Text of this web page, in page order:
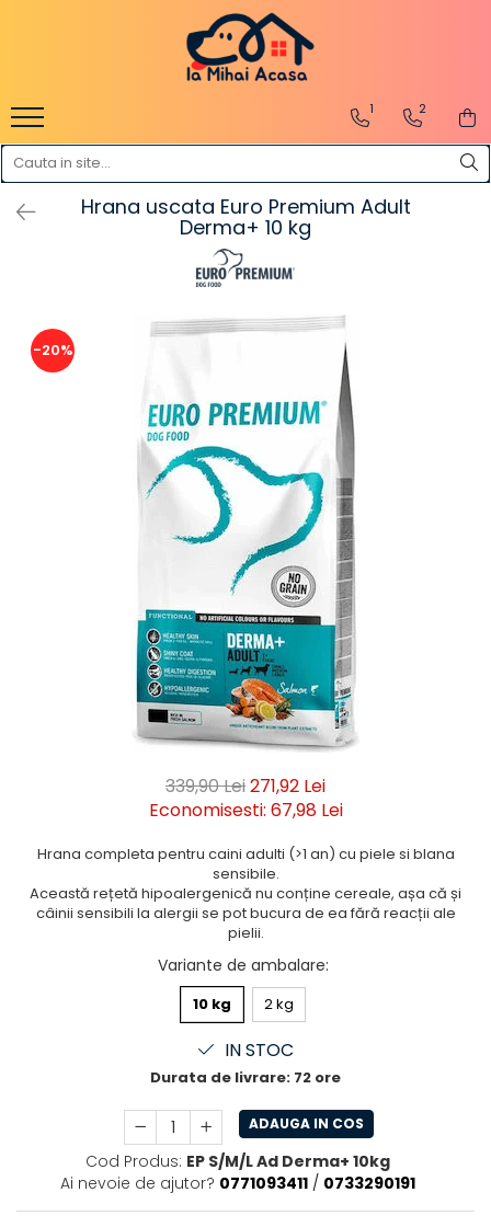
Pachete promotionale
Pachete promotionale
Pachete promotionale
Test gratuit 1 2
Hrana uscata Euro Premium Adult
Derma+ 10 kg
-20%
339,90 Lei271,92 Lei
Economisesti: 67,98 Lei
Hrana completa pentru caini adulti (>1 an) cu piele si blana
sensibile.
Această rețetă hipoalergenică nu conține cereale, așa că și
câinii sensibili la alergii se pot bucura de ea fără reacții ale
pielii.
Variante de ambalare:
10 kg 2 kg
IN STOC
Durata de livrare: 72 ore
ADAUGA IN COS
Cod Produs: EP S/M/L Ad Derma+ 10kg
Ai nevoie de ajutor? 0771093411 / 0733290191